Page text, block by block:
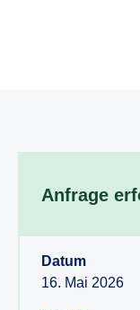
Anfrage
Datum
16. Mai 2026